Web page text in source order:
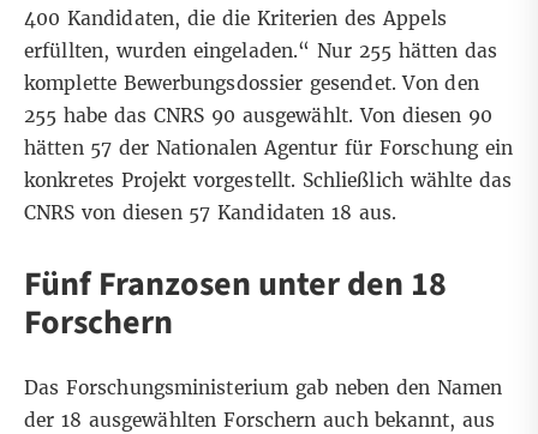
400 Kandidaten, die die Kriterien des Appels
erfüllten, wurden eingeladen.“ Nur 255 hätten das
komplette Bewerbungsdossier gesendet. Von den
255 habe das CNRS 90 ausgewählt. Von diesen 90
hätten 57 der Nationalen Agentur für Forschung ein
konkretes Projekt vorgestellt. Schließlich wählte das
CNRS von diesen 57 Kandidaten 18 aus.
Fünf Franzosen unter den 18
Forschern
Das Forschungsministerium gab neben den Namen
der 18 ausgewählten Forschern auch bekannt, aus